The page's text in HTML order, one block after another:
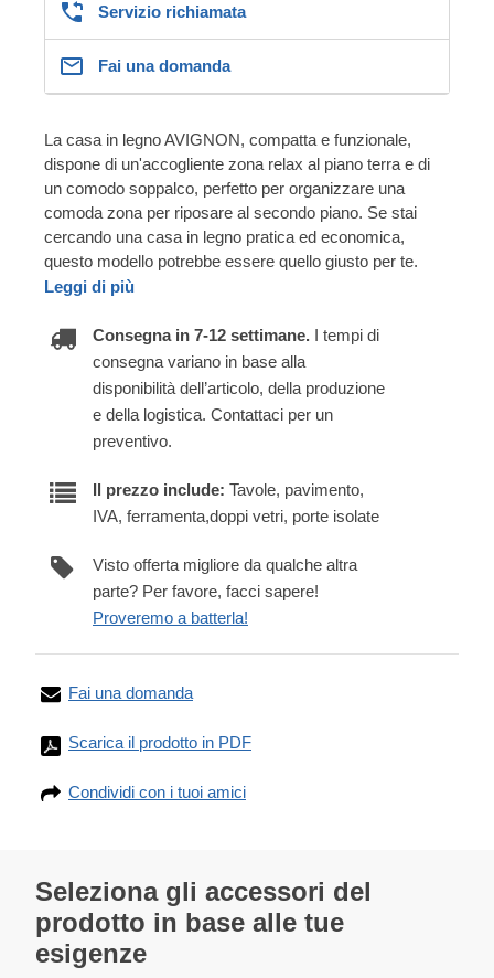
Servizio richiamata
Fai una domanda
La casa in legno AVIGNON, compatta e funzionale,
dispone di un'accogliente zona relax al piano terra e di
un comodo soppalco, perfetto per organizzare una
comoda zona per riposare al secondo piano. Se stai
cercando una casa in legno pratica ed economica,
questo modello potrebbe essere quello giusto per te.
Leggi di più
Consegna in 7-12 settimane. I tempi di
consegna variano in base alla
disponibilità dell’articolo, della produzione
e della logistica. Contattaci per un
preventivo.
Il prezzo include: Tavole, pavimento,
IVA, ferramenta,doppi vetri, porte isolate
Visto offerta migliore da qualche altra
parte? Per favore, facci sapere!
Proveremo a batterla!
Fai una domanda
Scarica il prodotto in PDF
Condividi con i tuoi amici
Seleziona gli accessori del
prodotto in base alle tue
esigenze